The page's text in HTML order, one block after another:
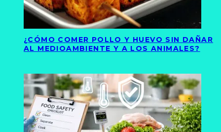
¿CÓMO COMER POLLO Y HUEVO SIN DAÑAR
AL MEDIOAMBIENTE Y A LOS ANIMALES?